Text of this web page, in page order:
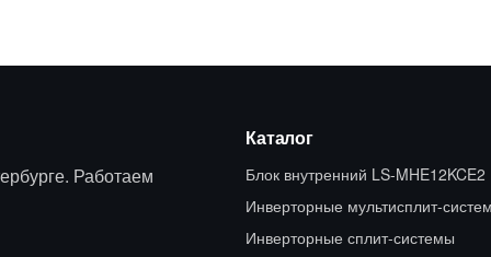
Работаем
Каталог
Блок внутренний LS-MHE12KCE2
Инверторные мультисплит-
Инверторные сплит-системы